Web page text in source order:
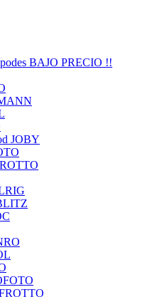
BAJO PRECIO !!
JOBY